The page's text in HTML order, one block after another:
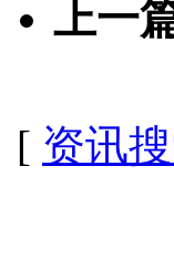
上一
[ 资讯